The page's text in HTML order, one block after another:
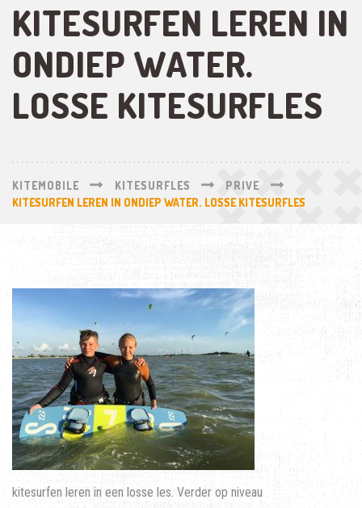
KITESURFEN LEREN IN
ONDIEP WATER.
LOSSE KITESURFLES
KITEMOBILE KITESURFLES
PRIVE
KITESURFEN LEREN IN ONDIEP WATER. LOSSE KITESURFLES
kitesurfen leren in een losse les. Verder op niveau